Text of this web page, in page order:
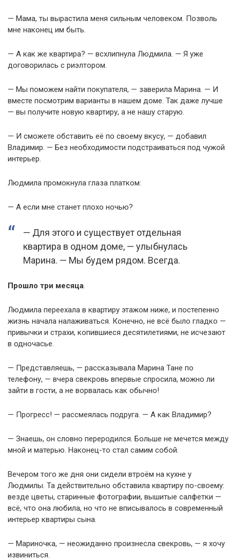
— Мама, ты вырастила меня сильным человеком. Позволь
мне наконец им быть.
— А как же квартира? — всхлипнула Людмила. — Я уже
договорилась с риэлтором.
— Мы поможем найти покупателя, — заверила Марина. — И
вместе посмотрим варианты в нашем доме. Так даже лучше
— вы получите новую квартиру, а не нашу старую.
— И сможете обставить её по своему вкусу, — добавил
Владимир. — Без необходимости подстраиваться под чужой
интерьер.
Людмила промокнула глаза платком:
— А если мне станет плохо ночью?
— Для этого и существует отдельная
квартира в одном доме, — улыбнулась
Марина. — Мы будем рядом. Всегда.
Прошло три месяца.
Людмила переехала в квартиру этажом ниже, и постепенно
жизнь начала налаживаться. Конечно, не всё было гладко —
привычки и страхи, копившиеся десятилетиями, не исчезают
в одночасье.
— Представляешь, — рассказывала Марина Тане по
телефону, — вчера свекровь впервые спросила, можно ли
зайти в гости, а не ворвалась как обычно!
— Прогресс! — рассмеялась подруга. — А как Владимир?
— Знаешь, он словно переродился. Больше не мечется между
мной и матерью. Наконец-то стал самим собой.
Вечером того же дня они сидели втроём на кухне у
Людмилы. Та действительно обставила квартиру по-своему:
везде цветы, старинные фотографии, вышитые салфетки —
всё, что она любила, но что не вписывалось в современный
интерьер квартиры сына.
— Мариночка, — неожиданно произнесла свекровь, — я хочу
извиниться.